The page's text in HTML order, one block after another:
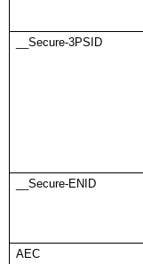
__Secure-3PSID
__Secure-ENID
AEC